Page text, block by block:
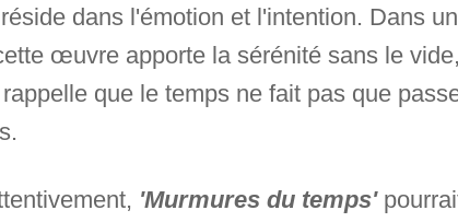
dans l'émotion et l'intention. Dans
œuvre apporte la sérénité sans le
que le temps ne fait pas que
'Murmures du temps'